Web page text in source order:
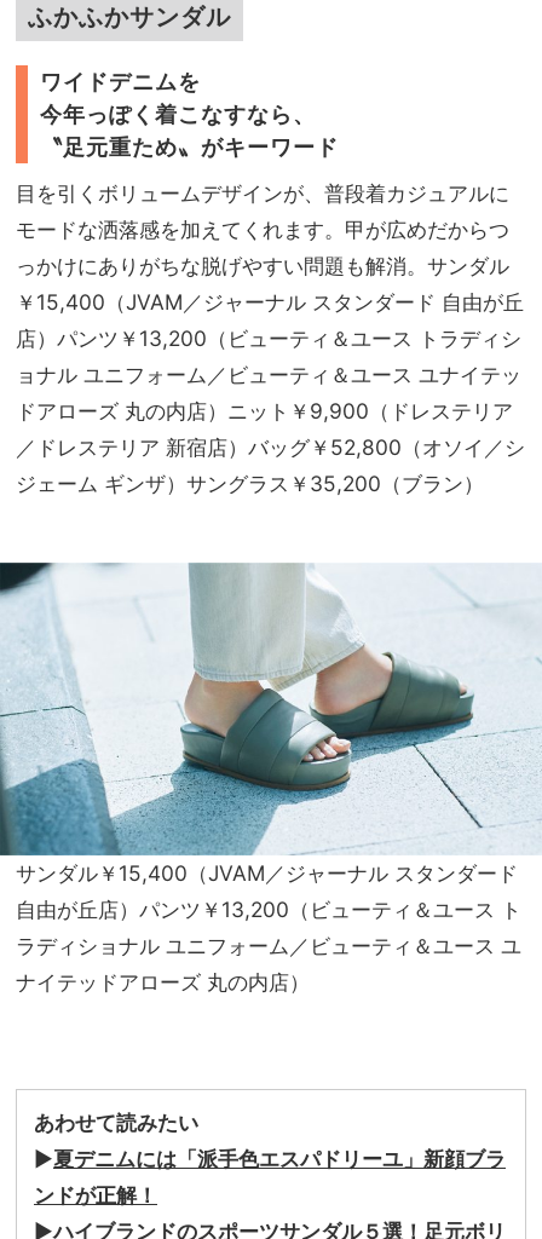
ふかふかサンダル
ワイドデニムを
今年っぽく着こなすなら、
〝足元重ため〟がキーワード
目を引くボリュームデザインが、普段着カジュアルに
モードな洒落感を加えてくれます。甲が広めだからつ
っかけにありがちな脱げやすい問題も解消。サンダル
￥15,400（JVAM／ジャーナル スタンダード 自由が丘
店）パンツ￥13,200（ビューティ＆ユース トラディシ
ョナル ユニフォーム／ビューティ＆ユース ユナイテッ
ドアローズ 丸の内店）ニット￥9,900（ドレステリア
／ドレステリア 新宿店）バッグ￥52,800（オソイ／シ
ジェーム ギンザ）サングラス￥35,200（ブラン）
サンダル￥15,400（JVAM／ジャーナル スタンダード
自由が丘店）パンツ￥13,200（ビューティ＆ユース ト
ラディショナル ユニフォーム／ビューティ＆ユース ユ
ナイテッドアローズ 丸の内店）
あわせて読みたい
▶︎夏デニムには「派手色エスパドリーユ」新顔ブラ
ンドが正解！
▶︎ハイブランドのスポーツサンダル５選！足元ボリ